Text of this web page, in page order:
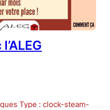
Type : clock-steam-